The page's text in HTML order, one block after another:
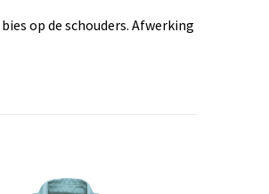
op de schouders. Afwerking